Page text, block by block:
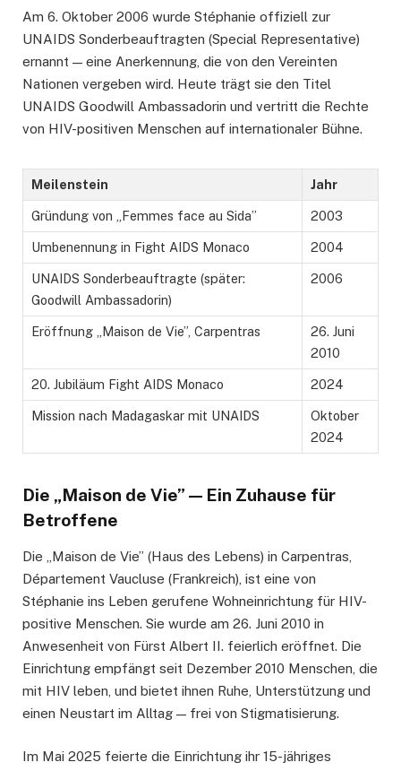
Am 6. Oktober 2006 wurde Stéphanie offiziell zur
UNAIDS Sonderbeauftragten (Special Representative)
ernannt — eine Anerkennung, die von den Vereinten
Nationen vergeben wird. Heute trägt sie den Titel
UNAIDS Goodwill Ambassadorin und vertritt die Rechte
von HIV-positiven Menschen auf internationaler Bühne.
Meilenstein Jahr
Gründung von „Femmes face au Sida” 2003
Umbenennung in Fight AIDS Monaco 2004
UNAIDS Sonderbeauftragte (später:
Goodwill Ambassadorin)
2006
Eröffnung „Maison de Vie”, Carpentras
26. Juni
2010
20. Jubiläum Fight AIDS Monaco 2024
Mission nach Madagaskar mit UNAIDS
Oktober
2024
Die „Maison de Vie” — Ein Zuhause für
Betroffene
Die „Maison de Vie” (Haus des Lebens) in Carpentras,
Département Vaucluse (Frankreich), ist eine von
Stéphanie ins Leben gerufene Wohneinrichtung für HIV-
positive Menschen. Sie wurde am 26. Juni 2010 in
Anwesenheit von Fürst Albert II. feierlich eröffnet. Die
Einrichtung empfängt seit Dezember 2010 Menschen, die
mit HIV leben, und bietet ihnen Ruhe, Unterstützung und
einen Neustart im Alltag — frei von Stigmatisierung.
Im Mai 2025 feierte die Einrichtung ihr 15-jähriges